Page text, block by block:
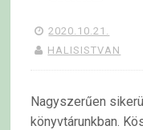
2020.10.21.
HALISISTVAN
Nagyszerűen
könyvtárunkban.